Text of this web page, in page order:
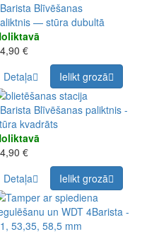
Blīvēšanas
— stūra dubultā
€
Detaļa
Ielikt grozā
Blīvēšanas paliktnis -
kvadrāts
€
Detaļa
Ielikt grozā